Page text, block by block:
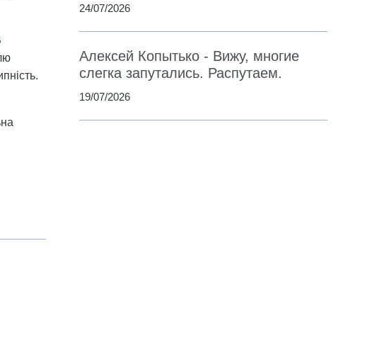
24/07/2026
Алексей Копытько - Вижу, многие
слегка запутались. Распутаем.
19/07/2026